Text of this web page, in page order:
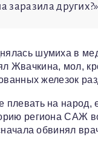
заразила
шумиха в
Жвачкина, мол,
железок
на народ,
региона САЖ
обвинял